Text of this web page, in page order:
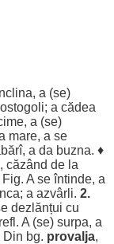
, a (se)
; a cădea
, a (se)
mare, a se
, a da buzna. ♦
, căzând de la
Fig. A seîntinde, a
; a azvârli. 2.
dezlănțui cu
A (se) surpa, a
Din bg. provalja,